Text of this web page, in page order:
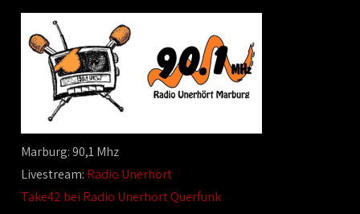
Marburg: 90,1 Mhz
Livestream: Radio Unerhört
Take42 bei Radio Unerhört Querfunk